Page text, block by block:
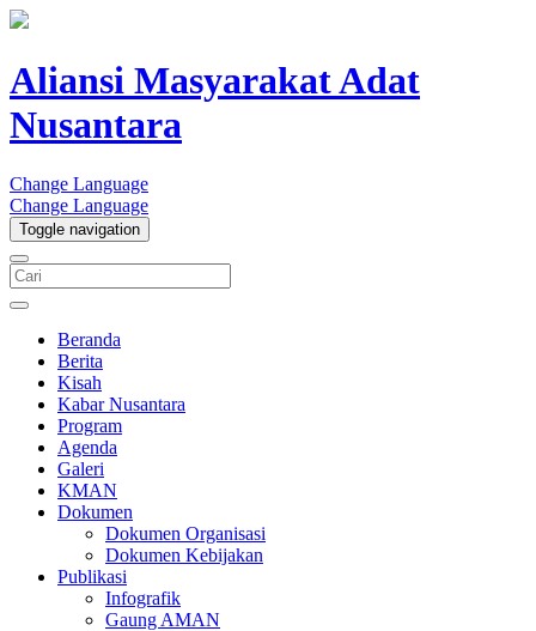
Aliansi Masyarakat Adat
Nusantara
Change Language
Change Language
Toggle navigation
Beranda
Berita
Kisah
Kabar Nusantara
Program
Agenda
Galeri
KMAN
Dokumen
Dokumen Organisasi
Dokumen Kebijakan
Publikasi
Infografik
Gaung AMAN